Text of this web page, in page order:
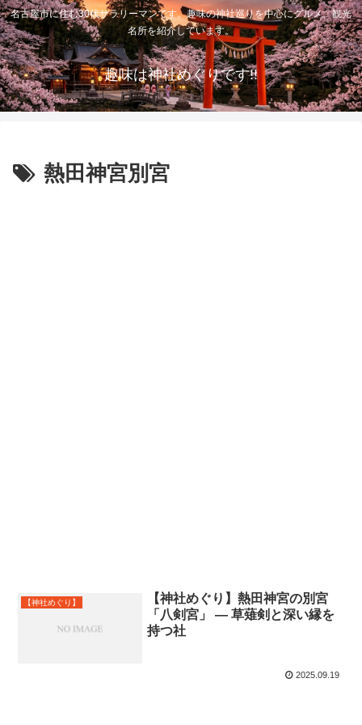
名古屋市に住む30代サラリーマンです。趣味の神社巡りを中心にグルメ、観光
名所を紹介しています。
趣味は神社めぐりです!!
熱田神宮別宮
【神社めぐり】
【神社めぐり】熱田神宮の別宮
「八剣宮」 ― 草薙剣と深い縁を
持つ社
2025.09.19